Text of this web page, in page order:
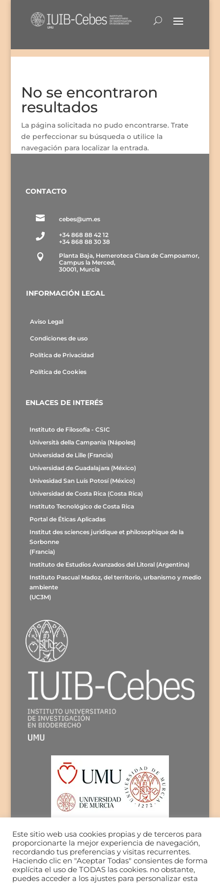
No se encontraron
resultados
La página solicitada no pudo encontrarse. Trate
de perfeccionar su búsqueda o utilice la
navegación para localizar la entrada.
CONTACTO
 cebes@um.es

+34 868 88 42 12
+34 868 88 30 38

Planta Baja, Hemeroteca Clara de Campoamor,
Campus la Merced,
30001, Murcia
INFORMACIÓN LEGAL
Aviso Legal
Condiciones de uso
Política de Privacidad
Política de Cookies
ENLACES DE INTERÉS
Instituto de Filosofía - CSIC
Università della Campania (Nápoles)
Universidad de Lille (Francia)
Universidad de Guadalajara (México)
Univesidad San Luís Potosí (México)
Universidad de Costa Rica (Costa Rica)
Instituto Tecnológico de Costa Rica
Portal de Éticas Aplicadas
Institut des sciences juridique et philosophique de la
Sorbonne
(Francia)
Instituto de Estudios Avanzados del Litoral (Argentina)
Instituto Pascual Madoz, del territorio, urbanismo y medio
ambiente
(UC3M)
Este sitio web usa cookies propias y de terceros para
proporcionarte la mejor experiencia de navegación,
recordando tus preferencias y visitas recurrentes.
Haciendo clic en "Aceptar Todas" consientes de forma
explícita el uso de TODAS las cookies. no obstante,
puedes acceder a los ajustes para personalizar esta